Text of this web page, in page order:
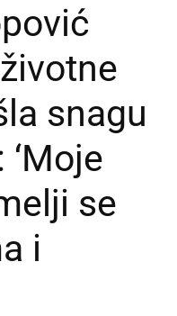
snagu
se
i